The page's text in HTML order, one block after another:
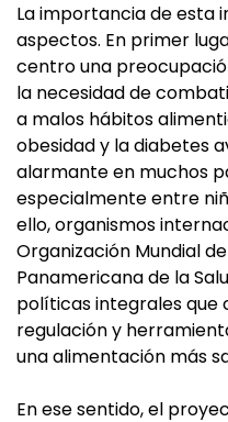
La importancia de esta
aspectos. En primer
centro una
la necesidad de
a malos hábitos
obesidad y la diabetes
alarmante en muchos
especialmente entre
ello, organismos
Organización Mundial
Panamericana de la
políticas integrales que
regulación y
una alimentación más
En ese sentido, el